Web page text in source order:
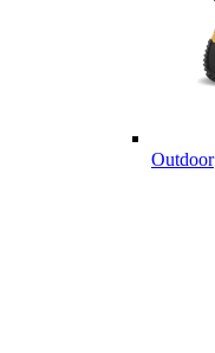
Outdoor